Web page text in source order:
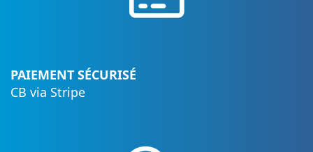
PAIEMENT SÉCURISÉ
CB via Stripe